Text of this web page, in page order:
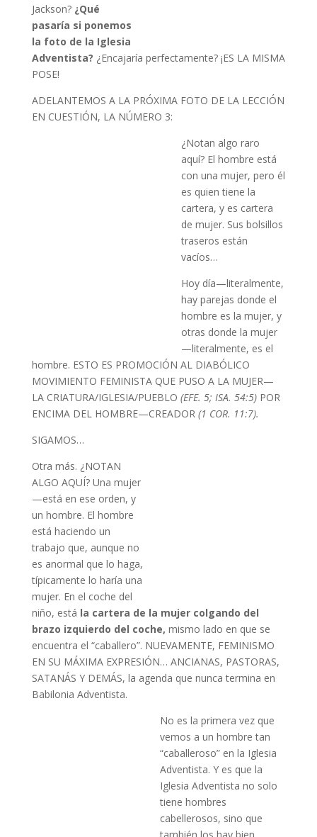
Jackson? ¿Qué
pasaría si ponemos
la foto de la Iglesia
Adventista? ¿Encajaría perfectamente? ¡ES LA MISMA
POSE!
ADELANTEMOS A LA PRÓXIMA FOTO DE LA LECCIÓN
EN CUESTIÓN, LA NÚMERO 3:
¿Notan algo raro
aquí? El hombre está
con una mujer, pero él
es quien tiene la
cartera, y es cartera
de mujer. Sus bolsillos
traseros están
vacíos…
Hoy día—literalmente,
hay parejas donde el
hombre es la mujer, y
otras donde la mujer
—literalmente, es el
hombre. ESTO ES PROMOCIÓN AL DIABÓLICO
MOVIMIENTO FEMINISTA QUE PUSO A LA MUJER—
LA CRIATURA/IGLESIA/PUEBLO (EFE. 5; ISA. 54:5)POR
ENCIMA DEL HOMBRE—CREADOR (1 COR. 11:7).
SIGAMOS…
Otra más. ¿NOTAN
ALGO AQUÍ? Una mujer
—está en ese orden, y
un hombre. El hombre
está haciendo un
trabajo que, aunque no
es anormal que lo haga,
típicamente lo haría una
mujer. En el coche del
niño, está la cartera de la mujer colgando del
brazo izquierdo del coche, mismo lado en que se
encuentra el “caballero”. NUEVAMENTE, FEMINISMO
EN SU MÁXIMA EXPRESIÓN… ANCIANAS, PASTORAS,
SATANÁS Y DEMÁS, la agenda que nunca termina en
Babilonia Adventista.
No es la primera vez que
vemos a un hombre tan
“caballeroso” en la Iglesia
Adventista. Y es que la
Iglesia Adventista no solo
tiene hombres
cabellerosos, sino que